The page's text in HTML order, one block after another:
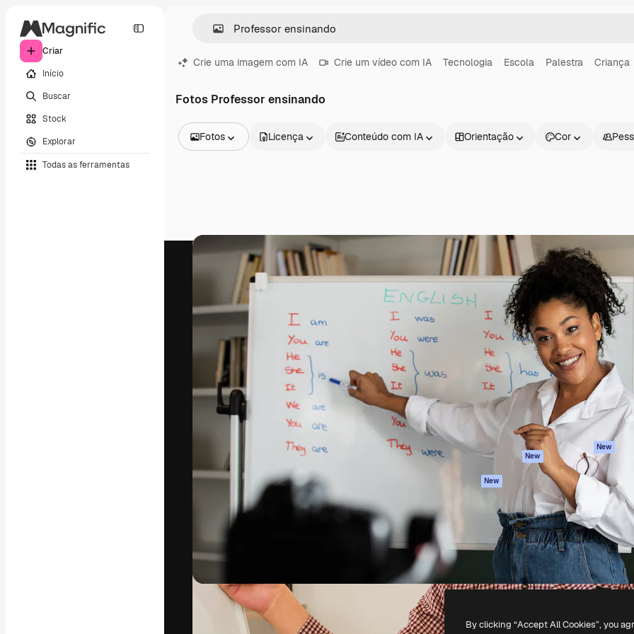
Criar
Início
Buscar
Stock
Explorar
Todas as ferramentas
Crie uma imagem com IA Crie um vídeo com IA Tecnologia Escola Palestra Criança
Fotos Professor ensinando
Fotos
Vídeos
Clipes de vídeo
Modelos de vídeos
Modelos 3D
Fontes
Licença Conteúdo com IA Orientação Cor
A plataforma criativa para você direcionar
seu melhor trabalho. Mais de 1 milhão de
assinantes entre criativos, empresas,
agências e estúdios.
Português
Produtos
Assistente de IA
Gerador de
imagens
Gerador de vídeos
Texto para voz
Conteúdo de stock
MCP para
Claude/ChatGPT
New
New
Todas as
ferramentas
Começar
Academy
Documentação
Atendimento
Termos e
condições
Política de
privacidade
Originais
New
Política de cookies
Central de
confiabilidade
Afiliados
Empresas
Copyright © 2010- Freepik Company S.L.U.Todos os direitos reservados.
By clicking “Accept All Cookies”, you